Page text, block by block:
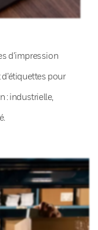
d’impression
d’étiquettes pour
: industrielle,